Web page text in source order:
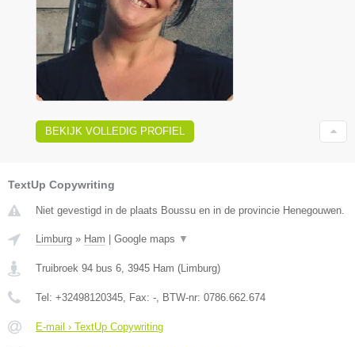
BEKIJK VOLLEDIG PROFIEL
TextUp Copywriting
Niet gevestigd in de plaats Boussu en in de provincie Henegouwen.
Limburg » Ham Google maps ▼
Truibroek 94 bus 6 3945 Ham ( Limburg)
Tel: +32498120345 , Fax: - , BTW-nr: 0786.662.674
E-mail › TextUp Copywriting